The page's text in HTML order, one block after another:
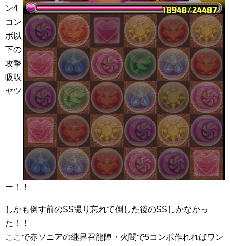
ン4
コン
ボ以
下の
攻撃
吸収
ヤツ
ー！！
しかも倒す前のSS撮り忘れて倒した後のSSしかなかっ
た！！
ここで赤ソニアの継界召龍陣・火闇で5コンボ作れればワン